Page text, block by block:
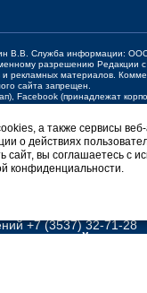
В.В. Служба информации:
разрешению Редакции
рекламных материалов.
сайта запрещен.
Facebook (принадлежат
+7 (3537) 32-71-28
а также сервисы
о действиях
сайт, вы соглашаетесь с
конфиденциальности.